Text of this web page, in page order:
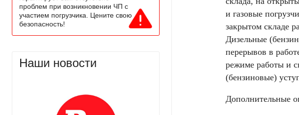
проблем при возникновении ЧП с
участием погрузчика. Цените свою
безопасность!
Наши новости
и газовые
закрытом складе
Дизельные
перерывов в
режиме работы и
(бензиновые)
Дополнительные